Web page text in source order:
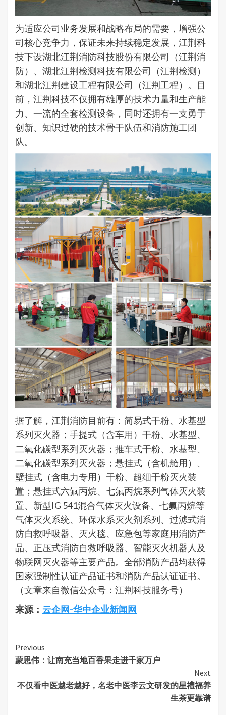
为适应公司业务发展和战略布局的需要，增强公
司核心竞争力，保证未来持续稳定发展，江荆科
技下设湖北江荆消防科技股份有限公司（江荆消
防）、湖北江荆检测科技有限公司（江荆检测）
和湖北江荆建设工程有限公司（江荆工程）。目
前，江荆科技不仅拥有雄厚的技术力量和生产能
力、一流的全套检测设备，同时还拥有一支勇于
创新、知识过硬的技术骨干队伍和消防施工团
队。
据了解，江荆消防目前有：简易式干粉、水基型
系列灭火器；手提式（含车用）干粉、水基型、
二氧化碳型系列灭火器；推车式干粉、水基型、
二氧化碳型系列灭火器；悬挂式（含机舱用）、
壁挂式（含电力专用）干粉、超细干粉灭火装
置；悬挂式六氟丙烷、七氟丙烷系列气体灭火装
置、新型IG 541混合气体灭火设备、七氟丙烷等
气体灭火系统、环保水系灭火剂系列、过滤式消
防自救呼吸器、灭火毯、应急包等家庭用消防产
品、正压式消防自救呼吸器、智能灭火机器人及
物联网灭火器等主要产品。全部消防产品均获得
国家强制性认证产品证书和消防产品认证证书。
（文章来自微信公众号：江荆科技服务号）
来源： 云企网-华中企业新闻网
Continue
Reading
Previous
蒙思伟：让南充当地百香果走进千家万户
Next
不仅看中医越老越好，名老中医李云文研发的星禮福养
生茶更靠谱